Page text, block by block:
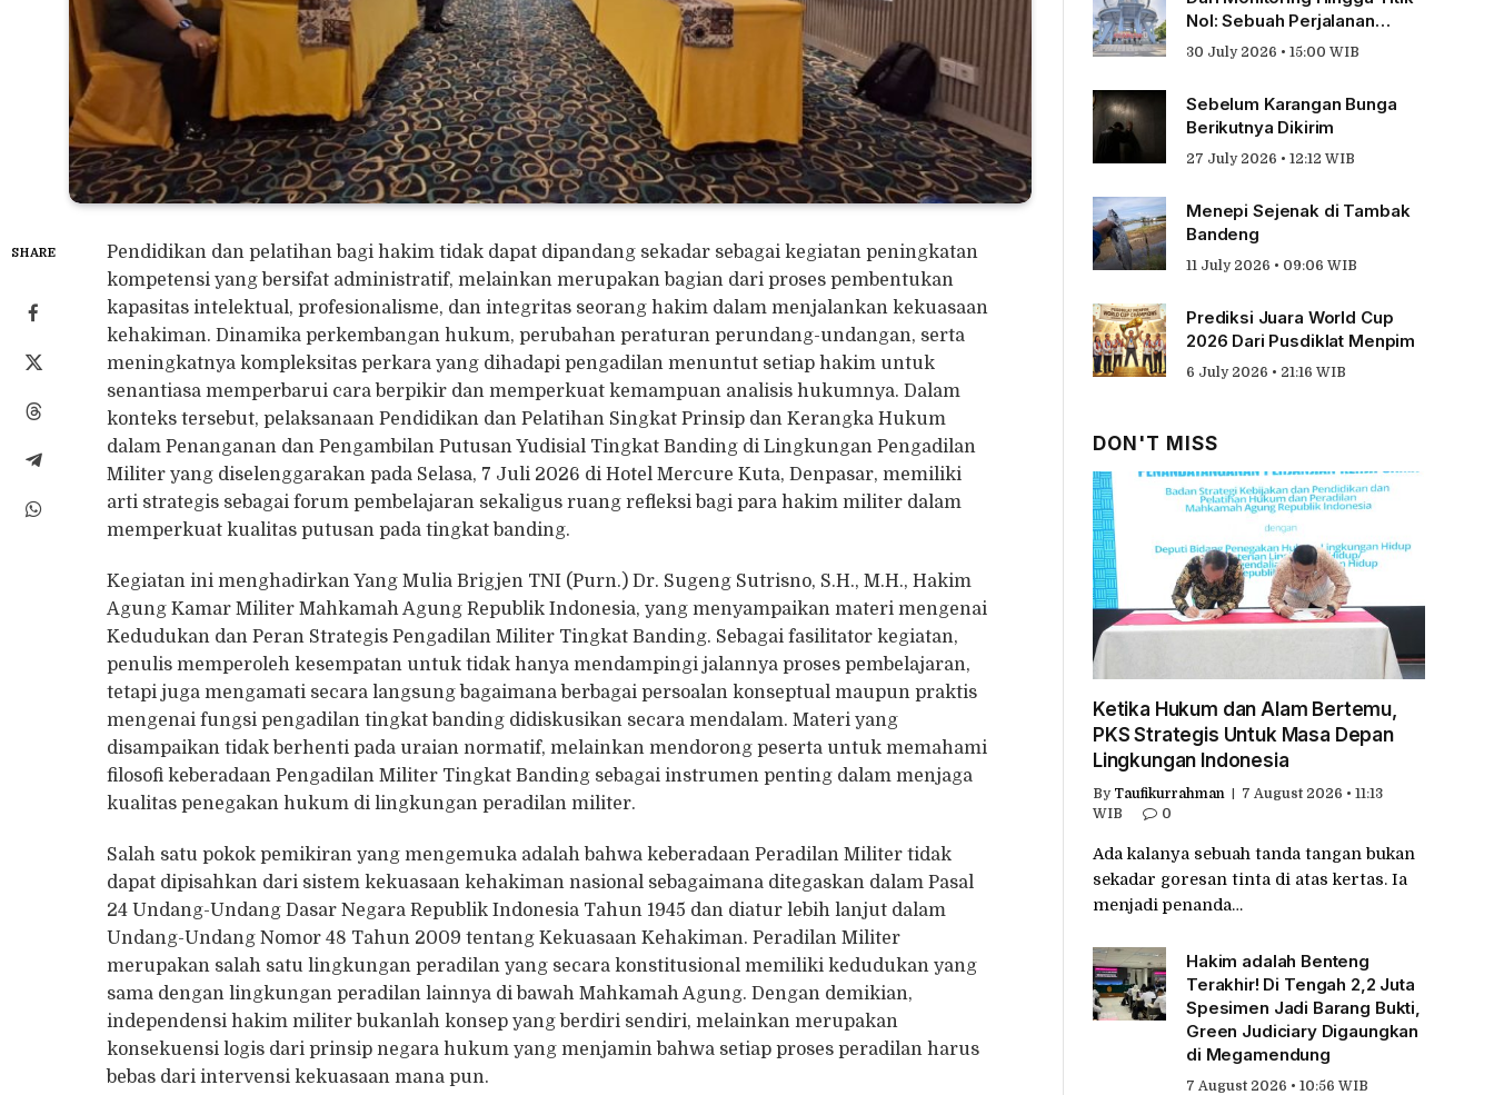
SHARE
Pendidikan dan pelatihan bagi hakim tidak dapat dipandang sekadar sebagai kegiatan peningkatan
kompetensi yang bersifat administratif, melainkan merupakan bagian dari proses pembentukan
kapasitas intelektual, profesionalisme, dan integritas seorang hakim dalam menjalankan kekuasaan
kehakiman. Dinamika perkembangan hukum, perubahan peraturan perundang-undangan, serta
meningkatnya kompleksitas perkara yang dihadapi pengadilan menuntut setiap hakim untuk
senantiasa memperbarui cara berpikir dan memperkuat kemampuan analisis hukumnya. Dalam
konteks tersebut, pelaksanaan Pendidikan dan Pelatihan Singkat Prinsip dan Kerangka Hukum
dalam Penanganan dan Pengambilan Putusan Yudisial Tingkat Banding di Lingkungan Pengadilan
Militer yang diselenggarakan pada Selasa, 7 Juli 2026 di Hotel Mercure Kuta, Denpasar, memiliki
arti strategis sebagai forum pembelajaran sekaligus ruang refleksi bagi para hakim militer dalam
memperkuat kualitas putusan pada tingkat banding.
Kegiatan ini menghadirkan Yang Mulia Brigjen TNI (Purn.) Dr. Sugeng Sutrisno, S.H., M.H., Hakim
Agung Kamar Militer Mahkamah Agung Republik Indonesia, yang menyampaikan materi mengenai
Kedudukan dan Peran Strategis Pengadilan Militer Tingkat Banding. Sebagai fasilitator kegiatan,
penulis memperoleh kesempatan untuk tidak hanya mendampingi jalannya proses pembelajaran,
tetapi juga mengamati secara langsung bagaimana berbagai persoalan konseptual maupun praktis
mengenai fungsi pengadilan tingkat banding didiskusikan secara mendalam. Materi yang
disampaikan tidak berhenti pada uraian normatif, melainkan mendorong peserta untuk memahami
filosofi keberadaan Pengadilan Militer Tingkat Banding sebagai instrumen penting dalam menjaga
kualitas penegakan hukum di lingkungan peradilan militer.
Salah satu pokok pemikiran yang mengemuka adalah bahwa keberadaan Peradilan Militer tidak
dapat dipisahkan dari sistem kekuasaan kehakiman nasional sebagaimana ditegaskan dalam Pasal
24 Undang-Undang Dasar Negara Republik Indonesia Tahun 1945 dan diatur lebih lanjut dalam
Undang-Undang Nomor 48 Tahun 2009 tentang Kekuasaan Kehakiman. Peradilan Militer
merupakan salah satu lingkungan peradilan yang secara konstitusional memiliki kedudukan yang
sama dengan lingkungan peradilan lainnya di bawah Mahkamah Agung. Dengan demikian,
independensi hakim militer bukanlah konsep yang berdiri sendiri, melainkan merupakan
konsekuensi logis dari prinsip negara hukum yang menjamin bahwa setiap proses peradilan harus
bebas dari intervensi kekuasaan mana pun.
Nol: Sebuah Perjalanan
Tentang Pengabdian
30 July 2026 • 15:00 WIB
Sebelum Karangan Bunga
Berikutnya Dikirim
27 July 2026 • 12:12 WIB
Menepi Sejenak di Tambak
Bandeng
11 July 2026 • 09:06 WIB
Prediksi Juara World Cup
2026 Dari Pusdiklat Menpim
6 July 2026 • 21:16 WIB
DON'T MISS
Ketika Hukum dan Alam Bertemu,
PKS Strategis Untuk Masa Depan
Lingkungan Indonesia
By Taufikurrahman
7 August 2026 • 11:13
WIB
0
Ada kalanya sebuah tanda tangan bukan
sekadar goresan tinta di atas kertas. Ia
menjadi penanda…
Hakim adalah Benteng
Terakhir! Di Tengah 2,2 Juta
Spesimen Jadi Barang Bukti,
Green Judiciary Digaungkan
di Megamendung
7 August 2026 • 10:56 WIB